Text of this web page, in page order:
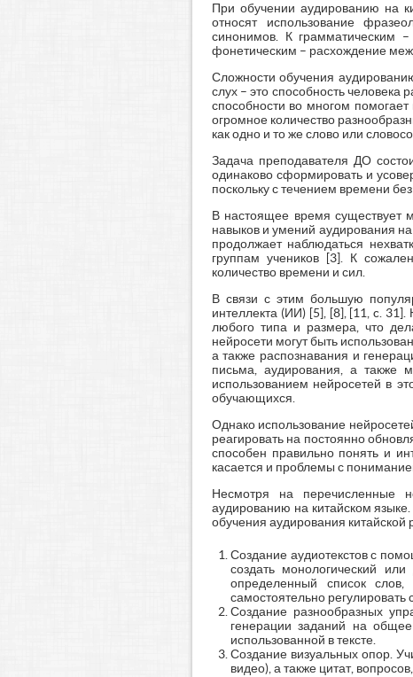
При обучении аудированию на
относят использование
синонимов. К грамматическим
фонетическим – расхождение
Сложности обучения
слух – это способность человека
способности во многом
огромное количество
как одно и то же слово или
Задача преподавателя ДО
одинаково сформировать и
поскольку с течением времени
В настоящее время существует
навыков и умений аудирования
продолжает наблюдаться
группам учеников [3]. К
количество времени и сил.
В связи с этим большую
интеллекта (ИИ) [5], [8], [11, c.
любого типа и размера, что
нейросети могут быть
а также распознавания и
письма, аудирования, а также
использованием нейросетей в
обучающихся.
Однако использование
реагировать на постоянно
способен правильно понять и
касается и проблемы с
Несмотря на перечисленные
аудированию на китайском
обучения аудирования китайской
Создание аудиотекстов с
создать монологический
определенный список
самостоятельно регулировать
Создание разнообразных
генерации заданий на
использованной в тексте.
Создание визуальных опор.
видео), а также цитат,